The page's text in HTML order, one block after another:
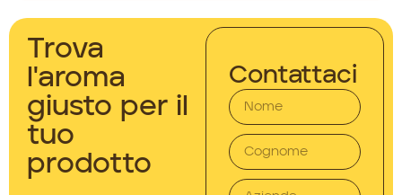
Trova
l'aroma
giusto per il
tuo
prodotto
Contattaci